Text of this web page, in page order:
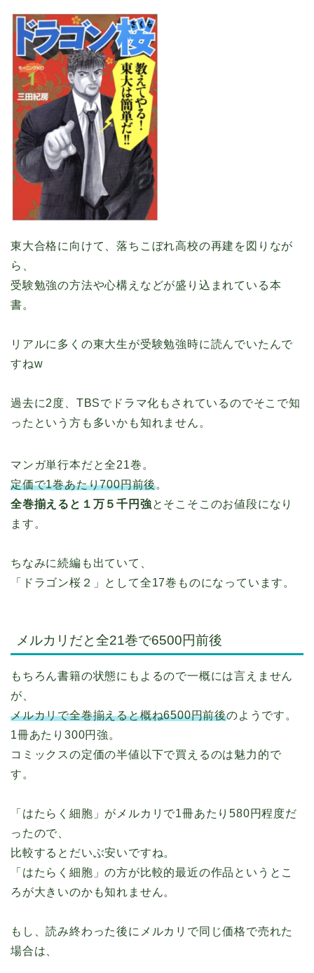
東大合格に向けて、落ちこぼれ高校の再建を図りなが
ら、
受験勉強の方法や心構えなどが盛り込まれている本
書。
リアルに多くの東大生が受験勉強時に読んでいたんで
すねw
過去に2度、TBSでドラマ化もされているのでそこで知
ったという方も多いかも知れません。
マンガ単行本だと全21巻。
定価で1巻あたり700円前後。
全巻揃えると１万５千円強とそこそこのお値段になり
ます。
ちなみに続編も出ていて、
「ドラゴン桜２」として全17巻ものになっています。
メルカリだと全21巻で6500円前後
もちろん書籍の状態にもよるので一概には言えません
が、
メルカリで全巻揃えると概ね6500円前後のようです。
1冊あたり300円強。
コミックスの定価の半値以下で買えるのは魅力的で
す。
「はたらく細胞」がメルカリで1冊あたり580円程度だ
ったので、
比較するとだいぶ安いですね。
「はたらく細胞」の方が比較的最近の作品というとこ
ろが大きいのかも知れません。
もし、読み終わった後にメルカリで同じ価格で売れた
場合は、